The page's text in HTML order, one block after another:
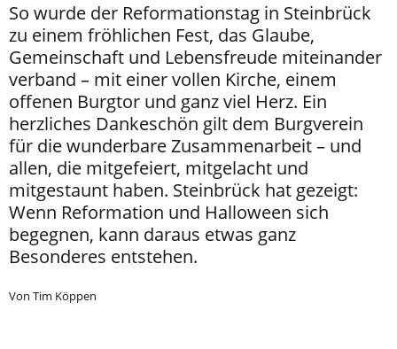
So wurde der Reformationstag in Steinbrück
zu einem fröhlichen Fest, das Glaube,
Gemeinschaft und Lebensfreude miteinander
verband – mit einer vollen Kirche, einem
offenen Burgtor und ganz viel Herz. Ein
herzliches Dankeschön gilt dem Burgverein
für die wunderbare Zusammenarbeit – und
allen, die mitgefeiert, mitgelacht und
mitgestaunt haben. Steinbrück hat gezeigt:
Wenn Reformation und Halloween sich
begegnen, kann daraus etwas ganz
Besonderes entstehen.
Von Tim Köppen